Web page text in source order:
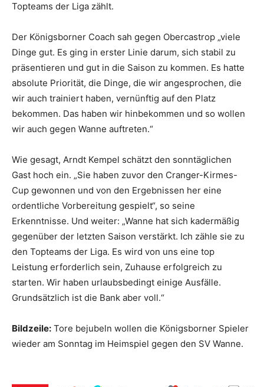
Topteams der Liga zählt.
Der Königsborner Coach sah gegen Obercastrop „viele
Dinge gut. Es ging in erster Linie darum, sich stabil zu
präsentieren und gut in die Saison zu kommen. Es hatte
absolute Priorität, die Dinge, die wir angesprochen, die
wir auch trainiert haben, vernünftig auf den Platz
bekommen. Das haben wir hinbekommen und so wollen
wir auch gegen Wanne auftreten.“
Wie gesagt, Arndt Kempel schätzt den sonntäglichen
Gast hoch ein. „Sie haben zuvor den Cranger-Kirmes-
Cup gewonnen und von den Ergebnissen her eine
ordentliche Vorbereitung gespielt“, so seine
Erkenntnisse. Und weiter: „Wanne hat sich kadermäßig
gegenüber der letzten Saison verstärkt. Ich zähle sie zu
den Topteams der Liga. Es wird von uns eine top
Leistung erforderlich sein, Zuhause erfolgreich zu
starten. Wir haben urlaubsbedingt einige Ausfälle.
Grundsätzlich ist die Bank aber voll.“
Bildzeile: Tore bejubeln wollen die Königsborner Spieler
wieder am Sonntag im Heimspiel gegen den SV Wanne.